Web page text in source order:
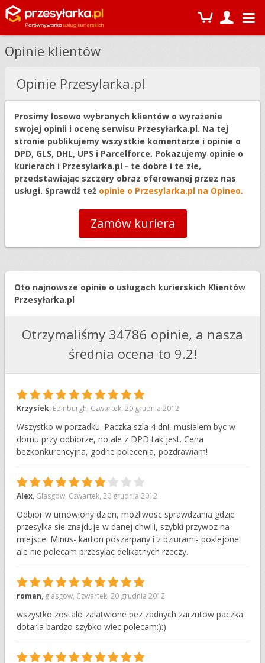
Opinie klientów
Opinie Przesylarka.pl
Prosimy losowo wybranych klientów o wyrażenie
swojej opinii i ocenę serwisu Przesyłarka.pl. Na tej
stronie publikujemy wszystkie komentarze i opinie o
DPD, GLS, DHL, UPS i Parcelforce. Pokazujemy opinie o
kurierach i Przesyłarka.pl - te dobre i te złe,
przedstawiając szczery obraz oferowanej przez nas
usługi. Sprawdź też opinie o Przesylarka.pl na Opineo.
Zamów kuriera
Oto najnowsze opinie o usługach kurierskich Klientów
Przesyłarka.pl
Otrzymaliśmy 34786 opinie, a nasza
średnia ocena to 9.2!
10
Krzysiek, Edinburgh, Czwartek, 20 grudnia 2012
Wszystko w porzadku. Paczka szla 4 dni, musialem byc w
domu przy odbiorze, no ale z DPD tak jest. Cena
bezkonkurencyjna, godne polecenia, pozdrawiam!
7
Alex, Glasgow, Czwartek, 20 grudnia 2012
Odbior w umowiony dzien, mozliwosc sprawdzania gdzie
przesylka sie znajduje w danej chwili, szybki przywoz na
miejsce. Minus- karton poszarpany i z dziurami- poklejone
ale nie polecam przesylac delikatnych rzeczy.
10
roman, glasgow, Czwartek, 20 grudnia 2012
wszystko zostalo zalatwione bez zadnych zarzutow paczka
dotarla bardzo szybko wiec polecam:):)